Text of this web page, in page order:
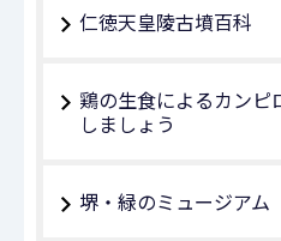
仁徳天皇陵古墳百科
鶏の生食によるカンピ
しましょう
堺・緑のミュージアム